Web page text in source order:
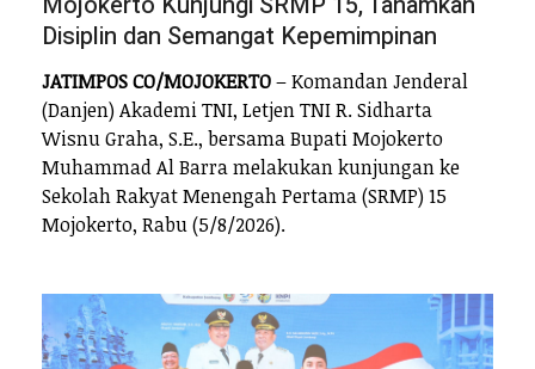
Disiplin dan Semangat Kepemimpinan
JATIMPOS CO/MOJOKERTO– Komandan Jenderal
(Danjen) Akademi TNI, Letjen TNI R. Sidharta
Wisnu Graha, S.E., bersama Bupati Mojokerto
Muhammad Al Barra melakukan kunjungan ke
Sekolah Rakyat Menengah Pertama (SRMP) 15
Mojokerto, Rabu (5/8/2026).